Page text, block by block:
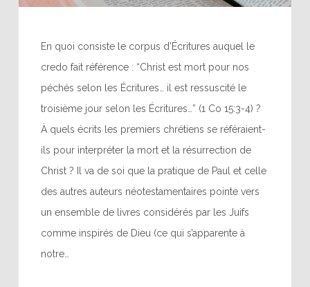
En quoi consiste le corpus d’Écritures auquel le
credo fait référence : “Christ est mort pour nos
péchés selon les Écritures… il est ressuscité le
troisième jour selon les Écritures…” (1 Co 15:3-4) ?
À quels écrits les premiers chrétiens se référaient-
ils pour interpréter la mort et la résurrection de
Christ ? Il va de soi que la pratique de Paul et celle
des autres auteurs néotestamentaires pointe vers
un ensemble de livres considérés par les Juifs
comme inspirés de Dieu (ce qui s’apparente à
notre…